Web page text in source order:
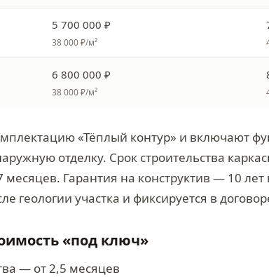
5 700 000 ₽
38 000 ₽/м²
6 800 000 ₽
38 000 ₽/м²
«Тёплый контур» и включают
отделку. Срок строительства
месяцев. Гарантия на конструктив — 10 лет
геологии участка и фиксируется в
«под ключ»
— от 2,5 месяцев